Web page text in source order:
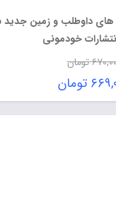
و زمین جدید سه
خودمونی